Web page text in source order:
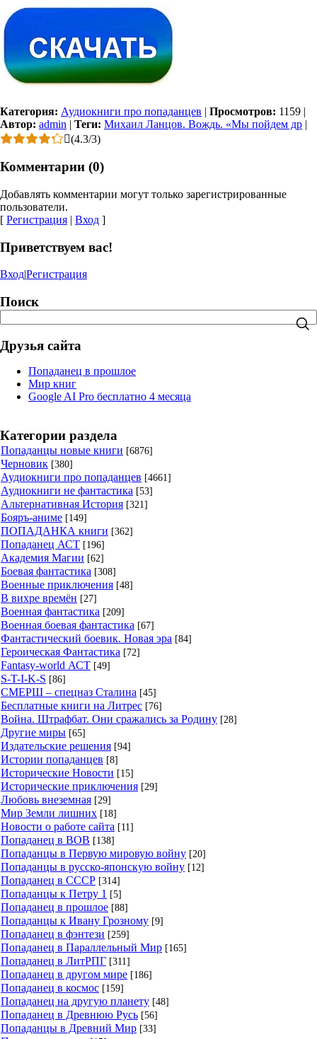
Категория: Аудиокниги про попаданцев | Просмотров: 1159 |
Автор: admin | Теги: Михаил Ланцов. Вождь. «Мы пойдем др |
(4.3/3)
Комментарии (0)
Добавлять комментарии могут только зарегистрированные
пользователи.
[ Регистрация | Вход ]
Приветствуем вас!
Вход|Регистрация
Поиск
Друзья сайта
Попаданец в прошлое
Мир книг
Google AI Pro бесплатно 4 месяца
Категории раздела
Попаданцы новые книги [6876]
Черновик [380]
Аудиокниги про попаданцев [4661]
Аудиокниги не фантастика [53]
Альтернативная История [321]
Бояръ-аниме [149]
ПОПАДАНКА книги [362]
Попаданец АСТ [196]
Академия Магии [62]
Боевая фантастика [308]
Военные приключения [48]
В вихре времён [27]
Военная фантастика [209]
Военная боевая фантастика [67]
Фантастический боевик. Новая эра [84]
Героическая Фантастика [72]
Fantasy-world АСТ [49]
S-T-I-K-S [86]
СМЕРШ – спецназ Сталина [45]
Бесплатные книги на Литрес [76]
Война. Штрафбат. Они сражались за Родину [28]
Другие миры [65]
Издательские решения [94]
Истории попаданцев [8]
Исторические Новости [15]
Исторические приключения [29]
Любовь внеземная [29]
Мир Земли лишних [18]
Новости о работе сайта [11]
Попаданец в ВОВ [138]
Попаданцы в Первую мировую войну [20]
Попаданцы в русско-японскую войну [12]
Попаданец в СССР [314]
Попаданцы к Петру 1 [5]
Попаданец в прошлое [88]
Попаданцы к Ивану Грозному [9]
Попаданец в фэнтези [259]
Попаданец в Параллельный Мир [165]
Попаданец в ЛитРПГ [311]
Попаданец в другом мире [186]
Попаданец в космос [159]
Попаданец на другую планету [48]
Попаданец в Древнюю Русь [56]
Попаданцы в Древний Мир [33]